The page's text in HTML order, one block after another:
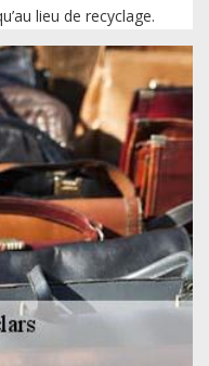
lieu de recyclage.